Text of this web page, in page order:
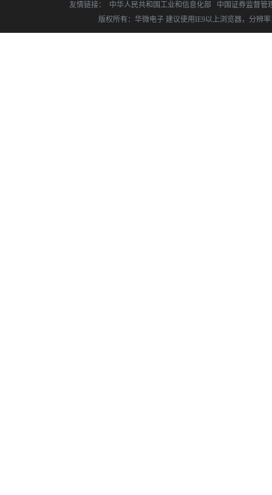
友情链接： 中华人民共和国工业和信息化部
中国证券监督管
版权所有：华微电子 建议使用IE9以上浏览器，分辨